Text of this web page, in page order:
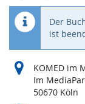
Der
ist
KOMED im
Im
50670 Köln